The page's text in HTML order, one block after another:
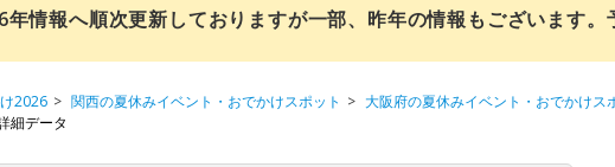
年情報へ順次更新しておりますが一部、昨年の情報もございます。
2026 関西の夏休みイベント・おでかけスポット 大阪府の夏休みイベント・おでかけス
細データ